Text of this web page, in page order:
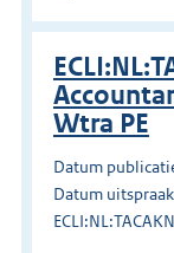
Wtra PE
Datum
Datum